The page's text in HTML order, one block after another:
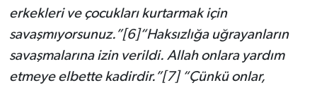
erkekleri ve çocukları kurtarmak için
savaşmıyorsunuz.”[6]“Haksızlığa uğrayanların
savaşmalarına izin verildi. Allah onlara yardım
etmeye elbette kadirdir.”[7] “Çünkü onlar,